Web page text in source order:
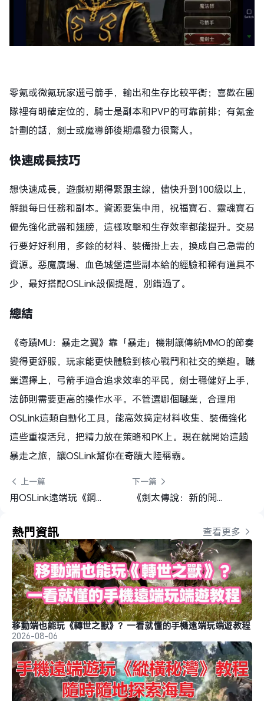
零氪或微氪玩家選弓箭手，輸出和生存比較平衡；喜歡在團
隊裡有明確定位的，騎士是副本和PVP的可靠前排；有氪金
計劃的話，劍士或魔導師後期爆發力很驚人。​
快速成長技巧
想快速成長，遊戲初期得緊跟主線，儘快升到100級以上，
解鎖每日任務和副本。資源要集中用，祝福寶石、靈魂寶石
優先強化武器和翅膀，這樣攻擊和生存效率都能提升。交易
行要好好利用，多餘的材料、裝備掛上去，換成自己急需的
資源。惡魔廣場、血色城堡這些副本給的經驗和稀有道具不
少，最好搭配OSLink設個提醒，別錯過了。​
總結
《奇蹟MU：暴走之翼》靠「暴走」機制讓傳統MMO的節奏
變得更舒服，玩家能更快體驗到核心戰鬥和社交的樂趣。職
業選擇上，弓箭手適合追求效率的平民，劍士穩健好上手，
法師則需要更高的操作水平。不管選哪個職業，合理用
OSLink這類自動化工具，能高效搞定材料收集、裝備強化
這些重複活兒，把精力放在策略和PK上。現在就開始這趟
暴走之旅，讓OSLink幫你在奇蹟大陸稱霸。
上一篇
用OSLink遠端玩《鋼嵐》：高效資源管理X多開刷首抽教學
下一篇
《劍太傳說：新的開始》新手攻略 - 開局角色推薦和資源分配技巧！
熱門資訊 查看更多
移動端也能玩《轉世之獸》？一看就懂的手機遠端玩端遊教程
2026-08-06